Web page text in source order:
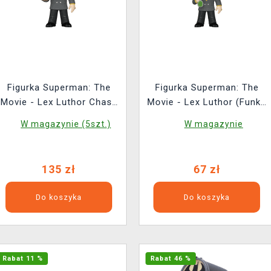
Figurka Superman: The
Movie - Lex Luthor Chase
W magazynie (5szt.)
135 zł
Do koszyka
Figurka Superman: The
Movie - Lex Luthor (Funko
W magazynie
67 zł
Do koszyka
Rabat 11 % Rabat 46 %